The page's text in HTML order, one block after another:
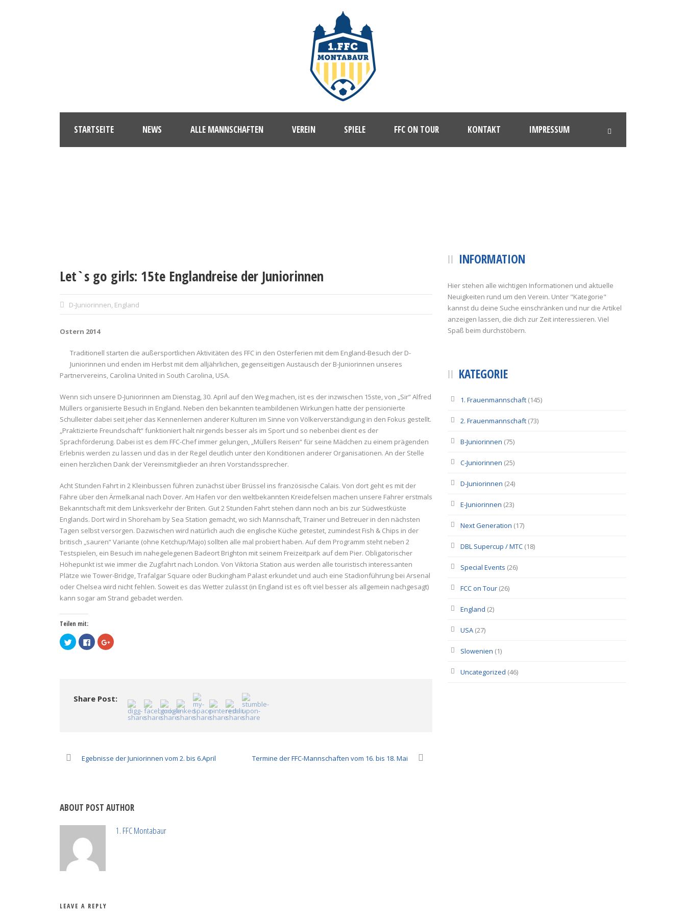
STARTSEITE NEWS ALLE MANNSCHAFTEN VEREIN SPIELE FFC ON TOUR KONTAKT IMPRESSUM
Let`s go girls: 15te Englandreise der Juniorinnen
D-Juniorinnen, England
Ostern 2014
Traditionell starten die außersportlichen Aktivitäten des FFC in den Osterferien mit dem England-Besuch der D-
Juniorinnen und enden im Herbst mit dem alljährlichen, gegenseitigen Austausch der B-Juniorinnen unseres
Partnervereins, Carolina United in South Carolina, USA.
Wenn sich unsere D-Juniorinnen am Dienstag, 30. April auf den Weg machen, ist es der inzwischen 15ste, von „Sir“ Alfred
Müllers organisierte Besuch in England. Neben den bekannten teambildenen Wirkungen hatte der pensionierte
Schulleiter dabei seit jeher das Kennenlernen anderer Kulturen im Sinne von Völkerverständigung in den Fokus gestellt.
„Praktizierte Freundschaft“ funktioniert halt nirgends besser als im Sport und so nebenbei dient es der
Sprachförderung. Dabei ist es dem FFC-Chef immer gelungen, „Müllers Reisen“ für seine Mädchen zu einem prägenden
Erlebnis werden zu lassen und das in der Regel deutlich unter den Konditionen anderer Organisationen. An der Stelle
einen herzlichen Dank der Vereinsmitglieder an ihren Vorstandssprecher.
Acht Stunden Fahrt in 2 Kleinbussen führen zunächst über Brüssel ins französische Calais. Von dort geht es mit der
Fähre über den Ärmelkanal nach Dover. Am Hafen vor den weltbekannten Kreidefelsen machen unsere Fahrer erstmals
Bekanntschaft mit dem Linksverkehr der Briten. Gut 2 Stunden Fahrt stehen dann noch an bis zur Südwestküste
Englands. Dort wird in Shoreham by Sea Station gemacht, wo sich Mannschaft, Trainer und Betreuer in den nächsten
Tagen selbst versorgen. Dazwischen wird natürlich auch die englische Küche getestet, zumindest Fish & Chips in der
britisch „sauren“ Variante (ohne Ketchup/Majo) sollten alle mal probiert haben. Auf dem Programm steht neben 2
Testspielen, ein Besuch im nahegelegenen Badeort Brighton mit seinem Freizeitpark auf dem Pier. Obligatorischer
Höhepunkt ist wie immer die Zugfahrt nach London. Von Viktoria Station aus werden alle touristisch interessanten
Plätze wie Tower-Bridge, Trafalgar Square oder Buckingham Palast erkundet und auch eine Stadionführung bei Arsenal
oder Chelsea wird nicht fehlen. Soweit es das Wetter zulässt (in England ist es oft viel besser als allgemein nachgesagt)
kann sogar am Strand gebadet werden.
Teilen mit:
Klick,
um
über
Fenster
geöffnet)
Klick,
um
Fenster
geöffnet)
Zum
Teilen
geöffnet)
Share Post:
Egebnisse der Juniorinnen vom 2. bis 6.April Termine der FFC-Mannschaften vom 16. bis 18. Mai
ABOUT POST AUTHOR
1. FFC Montabaur
LEAVE A REPLY
INFORMATION
Hier stehen alle wichtigen Informationen und aktuelle
Neuigkeiten rund um den Verein. Unter "Kategorie"
kannst du deine Suche einschränken und nur die Artikel
anzeigen lassen, die dich zur Zeit interessieren. Viel
Spaß beim durchstöbern.
KATEGORIE
1. Frauenmannschaft (145)
2. Frauenmannschaft (73)
B-Juniorinnen (75)
C-Juniorinnen (25)
D-Juniorinnen (24)
E-Juniorinnen (23)
Next Generation (17)
DBL Supercup / MTC (18)
Special Events (26)
FCC on Tour (26)
England (2)
USA (27)
Slowenien (1)
Uncategorized (46)